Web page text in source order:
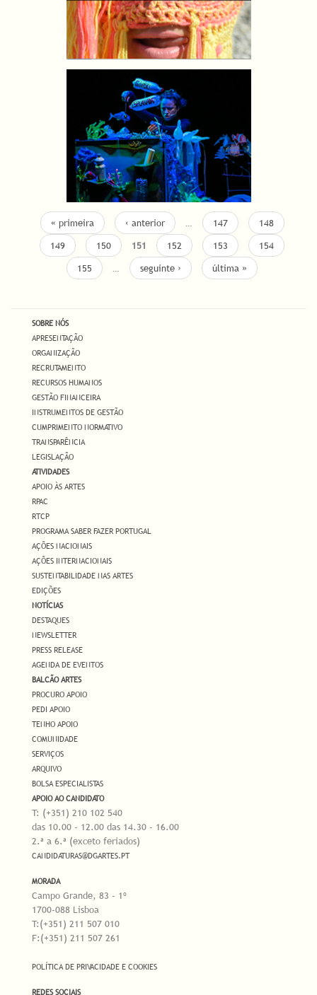
« primeira ‹ anterior … 147
148
149
150 151 152 153
154
155
… seguinte › última »
SOBRE NÓS
APRESENTAÇÃO
ORGANIZAÇÃO
RECRUTAMENTO
RECURSOS HUMANOS
GESTÃO FINANCEIRA
INSTRUMENTOS DE GESTÃO
CUMPRIMENTO NORMATIVO
TRANSPARÊNCIA
LEGISLAÇÃO
ATIVIDADES
APOIO ÀS ARTES
RPAC
RTCP
PROGRAMA SABER FAZER PORTUGAL
AÇÕES NACIONAIS
AÇÕES INTERNACIONAIS
SUSTENTABILIDADE NAS ARTES
EDIÇÕES
NOTÍCIAS
DESTAQUES
NEWSLETTER
PRESS RELEASE
AGENDA DE EVENTOS
BALCÃO ARTES
PROCURO APOIO
PEDI APOIO
TENHO APOIO
COMUNIDADE
SERVIÇOS
ARQUIVO
BOLSA ESPECIALISTAS
APOIO AO CANDIDATO
T: (+351) 210 102 540
das 10.00 - 12.00 das 14.30 - 16.00
2.ª a 6.ª (exceto feriados)
CANDIDATURAS@DGARTES.PT
MORADA
Campo Grande, 83 - 1º
1700-088 Lisboa
T:(+351) 211 507 010
F:(+351) 211 507 261
POLÍTICA DE PRIVACIDADE E COOKIES
REDES SOCIAIS